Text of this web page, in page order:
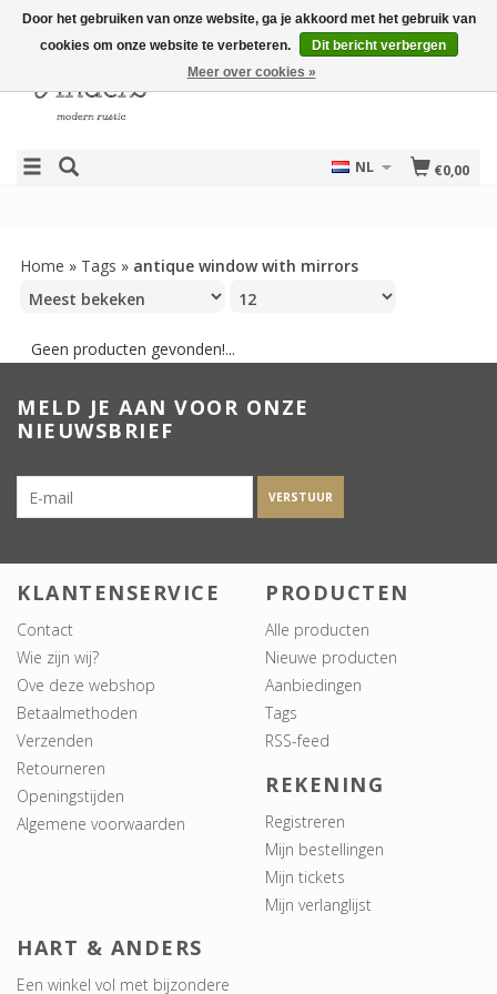
€0,00
NL
Home » Tags » antique window with mirrors
Geen producten gevonden!...
MELD JE AAN VOOR ONZE
NIEUWSBRIEF
VERSTUUR
KLANTENSERVICE
Contact
Wie zijn wij?
Ove deze webshop
Betaalmethoden
Verzenden
Retourneren
Openingstijden
Algemene voorwaarden
PRODUCTEN
Alle producten
Nieuwe producten
Aanbiedingen
Tags
RSS-feed
REKENING
Registreren
Mijn bestellingen
Mijn tickets
Mijn verlanglijst
HART & ANDERS
Een winkel vol met bijzondere
Door het gebruiken van onze website, ga je akkoord met het gebruik van
cookies om onze website te verbeteren.
Dit bericht verbergen
Meer over cookies »